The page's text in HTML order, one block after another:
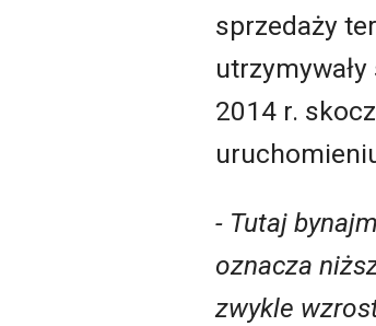
sprzedaży
2014 r.
- Tutaj
oznacza
zwykle